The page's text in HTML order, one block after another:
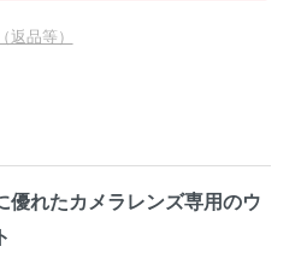
品等）
優れたカメラレンズ専用のウ